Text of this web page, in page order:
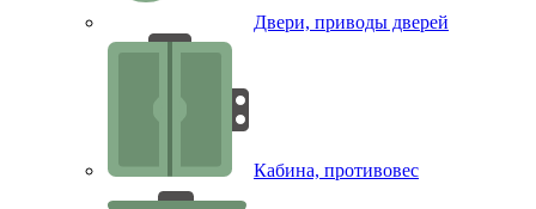
Двери, приводы дверей
Кабина, противовес